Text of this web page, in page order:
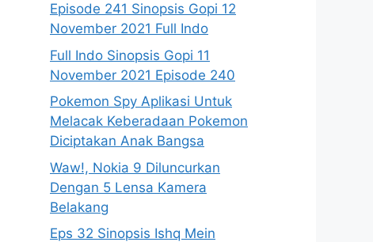
Episode 241 Sinopsis Gopi 12
November 2021 Full Indo
Full Indo Sinopsis Gopi 11
November 2021 Episode 240
Pokemon Spy Aplikasi Untuk
Melacak Keberadaan Pokemon
Diciptakan Anak Bangsa
Waw!, Nokia 9 Diluncurkan
Dengan 5 Lensa Kamera
Belakang
Eps 32 Sinopsis Ishq Mein